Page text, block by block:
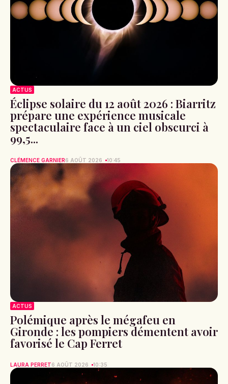
ACTUS
Éclipse solaire du 12 août 2026 : Biarritz
prépare une expérience musicale
spectaculaire face à un ciel obscurci à
99,5...
CLÉMENCE GARNIER6 AOÛT 2026 10:45
ACTUS
Polémique après le mégafeu en
Gironde : les pompiers démentent avoir
favorisé le Cap Ferret
LAURA PERRET6 AOÛT 2026 10:35